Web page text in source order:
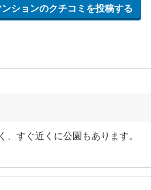
ションのクチコミを投稿する
すぐ近くに公園もあります。